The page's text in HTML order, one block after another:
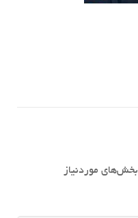
بخش‌های موردنیاز